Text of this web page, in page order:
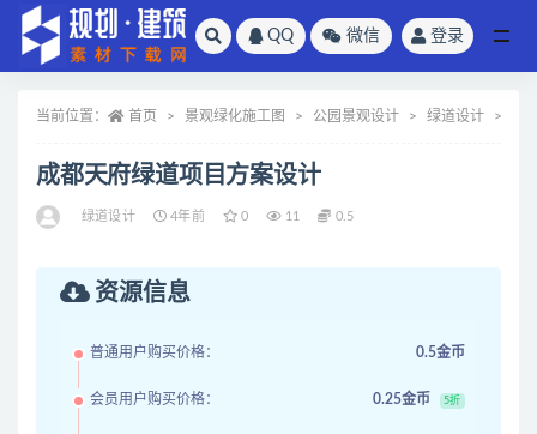
QQ 微信 登录
当前位置： 首页 景观绿化施工图 公园景观设计 绿道设计
成都天府绿道项目方案设计
绿道设计 4年前 0 11 0.5
资源信息
普通用户购买价格： 0.5金币
会员用户购买价格： 0.25金币 5折
全部